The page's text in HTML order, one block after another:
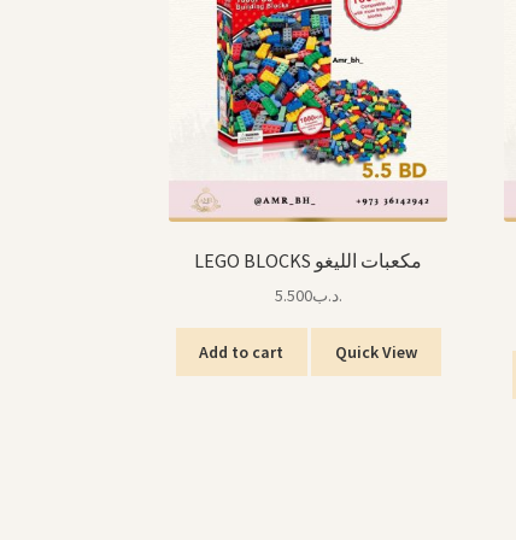
LEGO BLOCKS مكعبات الليغو
.د.ب5.500
Add to cart Quick View